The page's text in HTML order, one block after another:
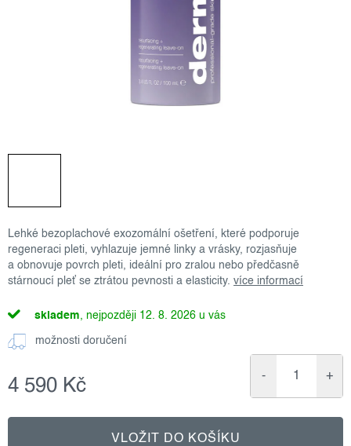
Lehké bezoplachové exozomální ošetření, které podporuje
regeneraci pleti, vyhlazuje jemné linky a vrásky, rozjasňuje
a obnovuje povrch pleti, ideální pro zralou nebo předčasně
stárnoucí pleť se ztrátou pevnosti a elasticity. více informací
skladem 12. 8. 2026
možnosti doručení
4 590 Kč
cena:
VLOŽIT DO KOŠÍKU